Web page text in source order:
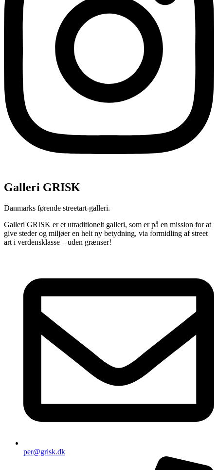
Galleri GRISK
Danmarks førende streetart-galleri.
Galleri GRISK er et utraditionelt galleri, som er på en mission for at
give steder og miljøer en helt ny betydning, via formidling af street
art i verdensklasse – uden grænser!
per@grisk.dk